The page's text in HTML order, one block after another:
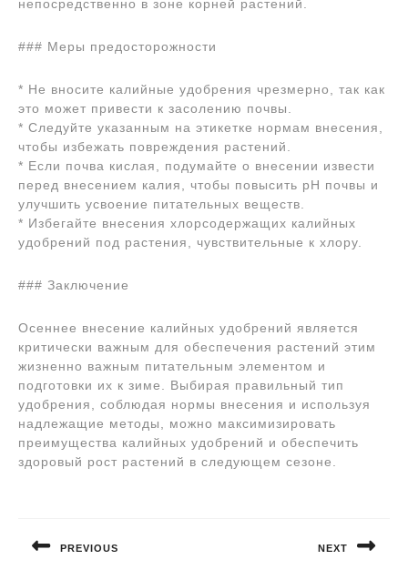
непосредственно в зоне корней растений.
### Меры предосторожности
* Не вносите калийные удобрения чрезмерно, так как
это может привести к засолению почвы.
* Следуйте указанным на этикетке нормам внесения,
чтобы избежать повреждения растений.
* Если почва кислая, подумайте о внесении извести
перед внесением калия, чтобы повысить pH почвы и
улучшить усвоение питательных веществ.
* Избегайте внесения хлорсодержащих калийных
удобрений под растения, чувствительные к хлору.
### Заключение
Осеннее внесение калийных удобрений является
критически важным для обеспечения растений этим
жизненно важным питательным элементом и
подготовки их к зиме. Выбирая правильный тип
удобрения, соблюдая нормы внесения и используя
надлежащие методы, можно максимизировать
преимущества калийных удобрений и обеспечить
здоровый рост растений в следующем сезоне.
записям
PREVIOUS NEXT